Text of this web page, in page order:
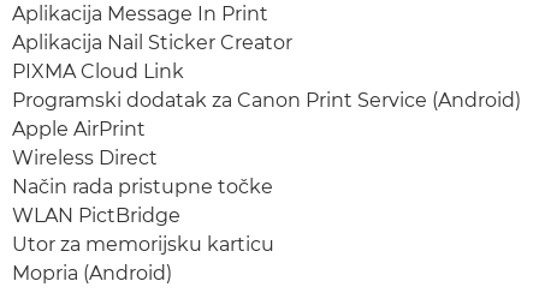
Aplikacija Message In Print
Aplikacija Nail Sticker Creator
PIXMA Cloud Link
Programski dodatak za Canon Print Service (Android)
Apple AirPrint
Wireless Direct
Način rada pristupne točke
WLAN PictBridge
Utor za memorijsku karticu
Mopria (Android)